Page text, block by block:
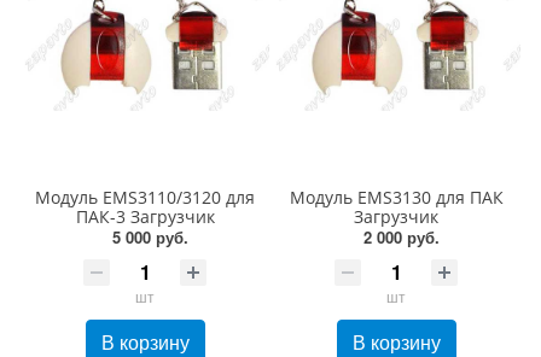
Модуль EMS3110/3120 для
ПАК-3 Загрузчик
5 000 руб.
шт
В корзину
Модуль EMS3130 для ПАК
Загрузчик
2 000 руб.
шт
В корзину